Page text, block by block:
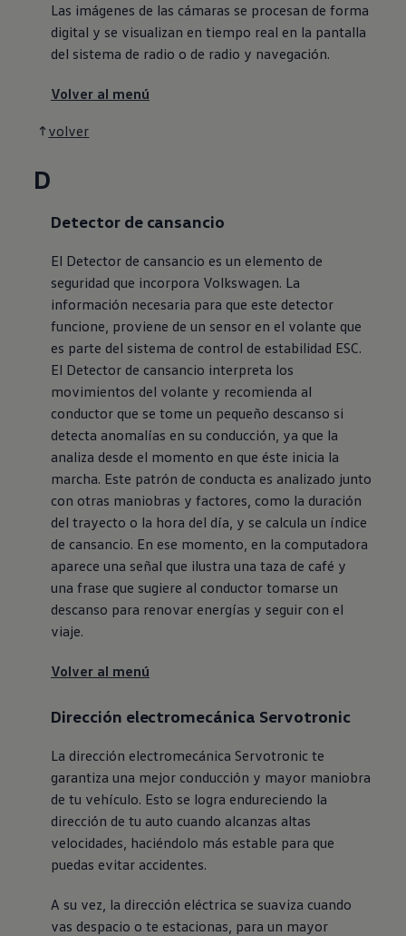
Las imágenes de las cámaras se procesan de forma
digital y se visualizan en tiempo real en la pantalla
del sistema de radio o de radio y navegación.
Volver al menú
volver
D
Detector de cansancio
El Detector de cansancio es un elemento de
seguridad que incorpora Volkswagen. La
información necesaria para que este detector
funcione, proviene de un sensor en el volante que
es parte del sistema de control de estabilidad ESC.
El Detector de cansancio interpreta los
movimientos del volante y recomienda al
conductor que se tome un pequeño descanso si
detecta anomalías en su conducción, ya que la
analiza desde el momento en que éste inicia la
marcha. Este patrón de conducta es analizado junto
con otras maniobras y factores, como la duración
del trayecto o la hora del día, y se calcula un índice
de cansancio. En ese momento, en la computadora
aparece una señal que ilustra una taza de café y
una frase que sugiere al conductor tomarse un
descanso para renovar energías y seguir con el
viaje.
Volver al menú
Dirección electromecánica Servotronic
La dirección electromecánica Servotronic te
garantiza una mejor conducción y mayor maniobra
de tu vehículo. Esto se logra endureciendo la
dirección de tu auto cuando alcanzas altas
velocidades, haciéndolo más estable para que
puedas evitar accidentes.
A su vez, la dirección eléctrica se suaviza cuando
vas despacio o te estacionas, para un mayor